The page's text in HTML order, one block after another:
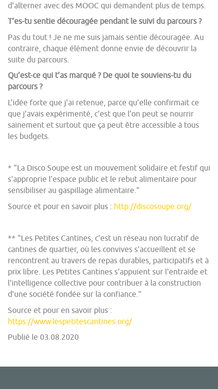
d'alterner avec des MOOC qui demandent plus de temps.
T’es-tu sentie découragée pendant le suivi du parcours ?
Pas du tout ! Je ne me suis jamais sentie découragée. Au
contraire, chaque élément donne envie de découvrir la
suite du parcours.
Qu’est-ce qui t’as marqué ? De quoi te souviens-tu du
parcours ?
L’idée forte que j’ai retenue, parce qu’elle confirmait ce
que j’avais expérimenté, c’est que l’on peut se nourrir
sainement et surtout que ça peut être accessible à tous
les budgets.
* "La Disco Soupe est un mouvement solidaire et festif qui
s'approprie l'espace public et le rebut alimentaire pour
sensibiliser au gaspillage alimentaire."
Source et pour en savoir plus : http://discosoupe.org/
** "Les Petites Cantines, c’est un réseau non lucratif de
cantines de quartier, où les convives s'accueillent et se
rencontrent au travers de repas durables, participatifs et à
prix libre. Les Petites Cantines s'appuient sur l'entraide et
l'intelligence collective pour contribuer à la construction
d'une société fondée sur la confiance."
Source et pour en savoir plus :
https://www.lespetitescantines.org/
Publié le 03.08.2020